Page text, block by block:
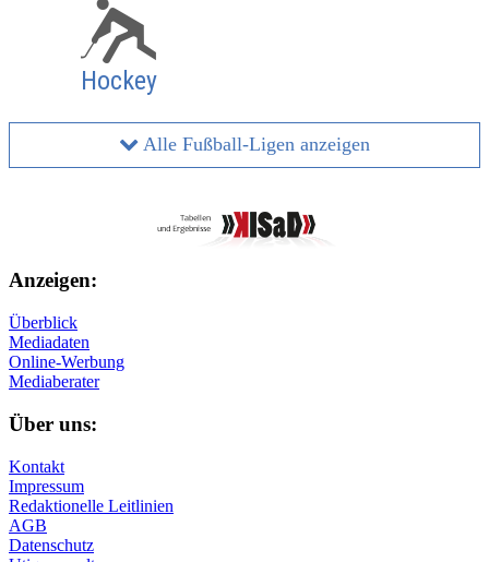
Hockey
Alle Fußball-Ligen anzeigen
Anzeigen:
Überblick
Mediadaten
Online-Werbung
Mediaberater
Über uns:
Kontakt
Impressum
Redaktionelle Leitlinien
AGB
Datenschutz